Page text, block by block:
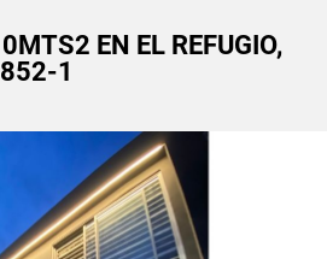
EN EL REFUGIO,
1